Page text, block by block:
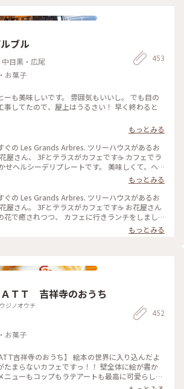
ブル
目黒・広尾
お菓子
453
ーも美味しいです。 雰囲気もいいし。 でも目の
事してたので、屋上はうるさい！ 早く終わると
もっとみる
ぐの Les Grands Arbres. ツリーハウスがあるお
屋さん、 3Fとテラスがカフェです☕️ カフェでラ
せヘルシーデリプレートです。 美味しくて、ヘ
）*+ 野菜がたっぷりとれます。 スープとパン
レグランザンブル #lesgrandsarbres #広尾 #東京
#カフェ #花屋 #南麻布
もっとみる
ぐの Les Grands Arbres. ツリーハウスがあるお
屋さん。 3Fとテラスがカフェです☕️ お花屋さん
花で癒されつつ、 カフェに行きランチをしまし
ザンブル #lesgrandsarbres #ツリーハウス #メ
の街 #東京 #広尾 #花屋 #カフェ
もっとみる
ＡＴＴ 吉祥寺のおうち
ジノオウチ
お菓子
452
のおうち】 絵本の世界に入り込んだよ
ないカフェですっ！！ 壁全体に絵が書か
ニューもコップもラテアートも最高に可愛らし